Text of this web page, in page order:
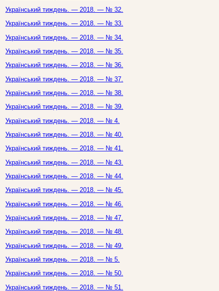
Український тиждень. — 2018. — № 32.
Український тиждень. — 2018. — № 33.
Український тиждень. — 2018. — № 34.
Український тиждень. — 2018. — № 35.
Український тиждень. — 2018. — № 36.
Український тиждень. — 2018. — № 37.
Український тиждень. — 2018. — № 38.
Український тиждень. — 2018. — № 39.
Український тиждень. — 2018. — № 4.
Український тиждень. — 2018. — № 40.
Український тиждень. — 2018. — № 41.
Український тиждень. — 2018. — № 43.
Український тиждень. — 2018. — № 44.
Український тиждень. — 2018. — № 45.
Український тиждень. — 2018. — № 46.
Український тиждень. — 2018. — № 47.
Український тиждень. — 2018. — № 48.
Український тиждень. — 2018. — № 49.
Український тиждень. — 2018. — № 5.
Український тиждень. — 2018. — № 50.
Український тиждень. — 2018. — № 51.